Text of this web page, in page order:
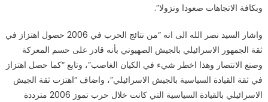
وبكافة الاتجاهات صعودا ونزولا”.
واشار السيد نصر الله الى انه “من نتائج الحرب في 2006 حصول اهتزاز في
ثقة الجمهور الاسرائيلي بالجيش الصهيوني بأنه قادر على حسم المعركة
وصنع الانتصار وهذا اخطر شيء في الكيان الغاصب”، وتابع “كما حصل اهتزاز
في ثقة القيادة السياسية بالجيش الاسرائيلي”، واضاف “اهتزت ثقة الجيش
الاسرائيلي بالقيادة السياسية التي كانت خلال حرب تموز 2006 مترددة